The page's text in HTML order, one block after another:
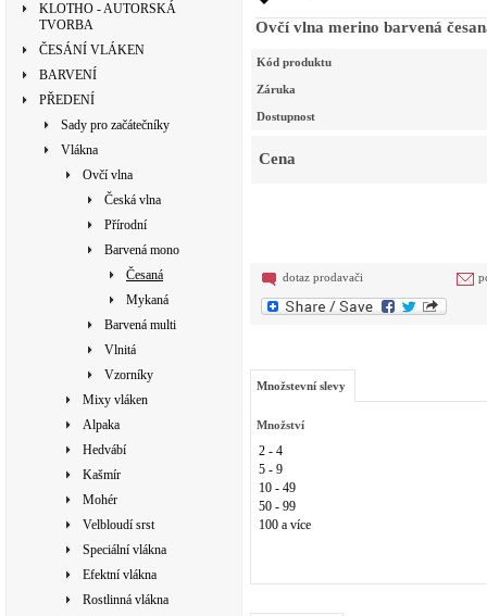
KLOTHO - AUTORSKÁ
TVORBA
ČESÁNÍ VLÁKEN
BARVENÍ
PŘEDENÍ
Sady pro začátečníky
Vlákna
Ovčí vlna
Česká vlna
Přírodní
Barvená mono
Česaná
Mykaná
Barvená multi
Vlnitá
Vzorníky
Mixy vláken
Alpaka
Hedvábí
Kašmír
Mohér
Velbloudí srst
Speciální vlákna
Efektní vlákna
Rostlinná vlákna
Ovčí vlna merino barvená
Kód produktu
Záruka
Dostupnost
Cena
dotaz prodavači
Množstevní slevy
Množství
2 - 4
5 - 9
10 - 49
50 - 99
100 a více